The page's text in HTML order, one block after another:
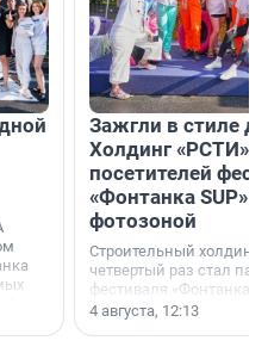
—
Зажгли в стиле
Холдинг «РСТИ»
посетителей
«Фонтанка SUP»
фотозоной
Строительный холдинг
четвертый раз стал
фестиваля «Фонтанка
раз компания
4 августа, 12:13